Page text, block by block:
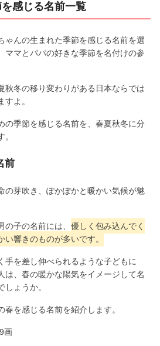
感じる名前一覧
ゃんの生まれた季節を感じる名前を選
ママとパパの好きな季節を名付けの参
秋冬の移り変わりがある日本ならでは
よ。
の季節を感じる名前を、春夏秋冬に分
前
の芽吹き、ぽかぽかと暖かい気候が魅
子の名前には、 優しく包み込んでく
響きのものが多いです。
手を差し伸べられるような子どもに
は、春の暖かな陽気をイメージして名
ょうか。
春を感じる名前を紹介します。
画